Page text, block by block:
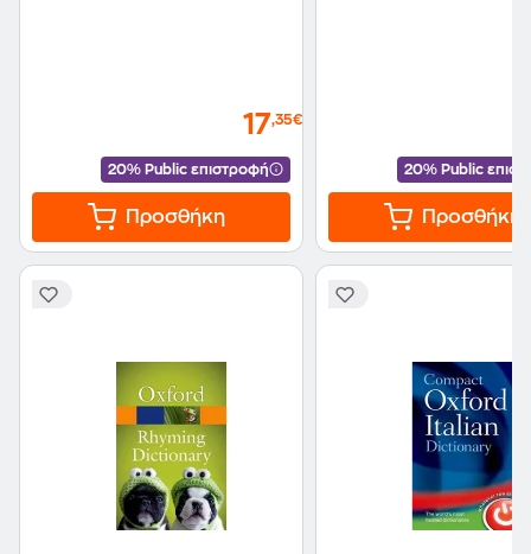
17,35€
20% Public επιστροφή
Προσθήκη
20% Public
Προσθήκη